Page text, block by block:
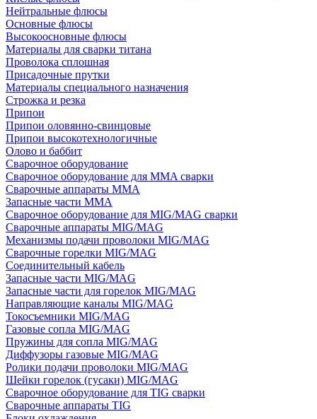
Нейтральные флюсы
Основные флюсы
Высокоосновные флюсы
Материалы для сварки титана
Проволока сплошная
Присадочные прутки
Материалы специального назначения
Строжка и резка
Припои
Припои оловянно-свинцовые
Припои высокотехнологичные
Олово и баббит
Сварочное оборудование
Сварочное оборудование для MMA сварки
Сварочные аппараты MMA
Запасные части MMA
Сварочное оборудование для MIG/MAG сварки
Сварочные аппараты MIG/MAG
Механизмы подачи проволоки MIG/MAG
Сварочные горелки MIG/MAG
Соединительный кабель
Запасные части MIG/MAG
Запасные части для горелок MIG/MAG
Направляющие каналы MIG/MAG
Токосъемники MIG/MAG
Газовые сопла MIG/MAG
Пружины для сопла MIG/MAG
Диффузоры газовые MIG/MAG
Ролики подачи проволоки MIG/MAG
Шейки горелок (гусаки) MIG/MAG
Сварочное оборудование для TIG сварки
Сварочные аппараты TIG